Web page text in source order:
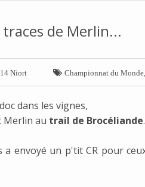
traces de Merlin...
Niort  Championnat du Monde,
dans les vignes,
Merlin au trail de Brocéliande.
envoyé un p'tit CR pour